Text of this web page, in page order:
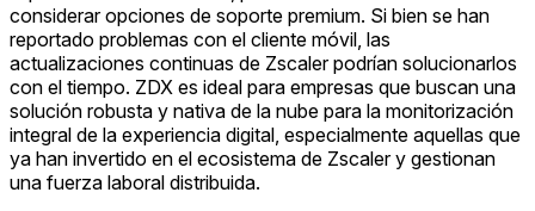
considerar opciones de soporte premium. Si bien se han
reportado problemas con el cliente móvil, las
actualizaciones continuas de Zscaler podrían solucionarlos
con el tiempo. ZDX es ideal para empresas que buscan una
solución robusta y nativa de la nube para la monitorización
integral de la experiencia digital, especialmente aquellas que
ya han invertido en el ecosistema de Zscaler y gestionan
una fuerza laboral distribuida.